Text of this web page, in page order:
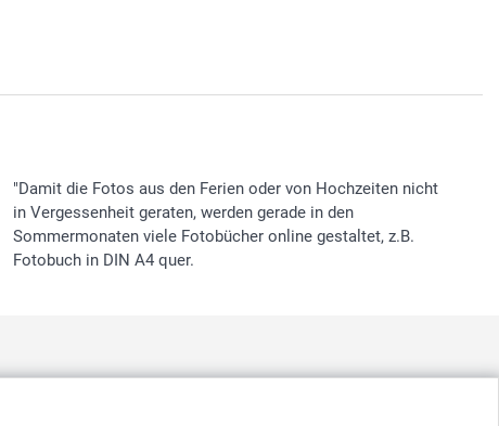
"Damit die Fotos aus den Ferien oder von Hochzeiten nicht
in Vergessenheit geraten, werden gerade in den
Sommermonaten viele Fotobücher online gestaltet, z.B.
Fotobuch in DIN A4 quer.